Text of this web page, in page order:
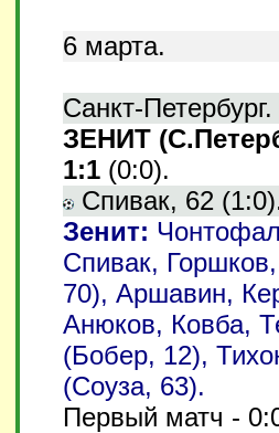
6 марта.
Санкт-
ЗЕНИТ
1:1 (0:0).
Спивак, 62
Зенит:
Спивак,
70), Аршавин,
Анюков, Ковба,
(Бобер, 12),
(Соуза, 63).
Первый матч -